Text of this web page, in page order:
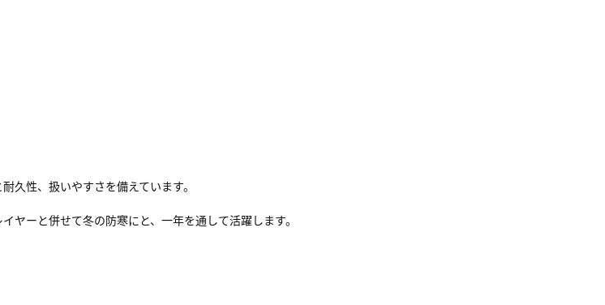
久性、扱いやすさを備えています。
ヤーと併せて冬の防寒にと、一年を通して活躍します。